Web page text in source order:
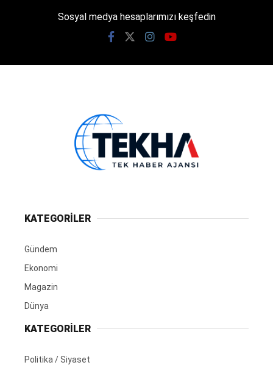
Sosyal medya hesaplarımızı keşfedin
KATEGORİLER
Gündem
Ekonomi
Magazin
Dünya
KATEGORİLER
Politika / Siyaset